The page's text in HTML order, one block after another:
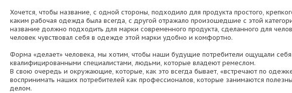
Хочется, чтобы название, с одной стороны, подходило для продукта простого,
каким рабочая одежда была всегда, с другой отражало произошедшие с этой
название должно подходить для марки современного продукта, сделанного для
человек чувствовал себя в одежде этой марки удобно и комфортно.
Форма «делает» человека, мы хотим, чтобы наши будущие потребители ощущали
квалифицированными специалистами, людьми, которые владеют ремеслом.
В свою очередь и окружающие, которые, как это всегда бывает, «встречают по
воспринимать наших потребителей как профессионалов, которые занимаются
делом.